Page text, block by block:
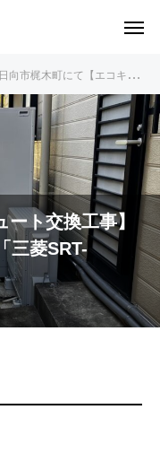
日向市梶木町にて【エコキュート交換工事】※15年前のエコキュート→「三菱SRT-S377」(フルオートタイプ)
ト交換工事】
三菱SRT-